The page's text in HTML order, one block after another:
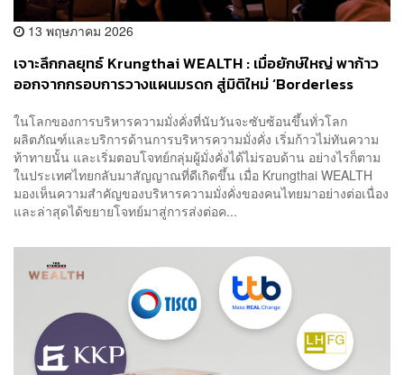
13 พฤษภาคม 2026
เจาะลึกกลยุทธ์ Krungthai WEALTH : เมื่อยักษ์ใหญ่ พาก้าว
ออกจากกรอบการวางแผนมรดก สู่มิติใหม่ ‘Borderless
ในโลกของการบริหารความมั่งคั่งที่นับวันจะซับซ้อนขึ้นทั่วโลก
ผลิตภัณฑ์และบริการด้านการบริหารความมั่งคั่ง เริ่มก้าวไม่ทันความ
ท้าทายนั้น และเริ่มตอบโจทย์กลุ่มผู้มั่งคั่งได้ไม่รอบด้าน อย่างไรก็ตาม
ในประเทศไทยกลับมาสัญญาณที่ดีเกิดขึ้น เมื่อ Krungthai WEALTH
มองเห็นความสำคัญของบริหารความมั่งคั่งของคนไทยมาอย่างต่อเนื่อง
และล่าสุดได้ขยายโจทย์มาสู่การส่งต่อค...